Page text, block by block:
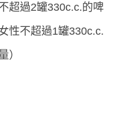
超過2罐330c.c.的啤
性不超過1罐330c.c.
）